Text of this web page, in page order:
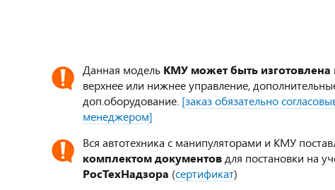
Данная модель КМУ может быть изготовлена
верхнее или нижнее управление,
доп.оборудование. [заказ обязательно
менеджером]
Вся автотехника с манипуляторами и КМУ
комплектом документов для постановки на
РосТехНадзора (сертификат)